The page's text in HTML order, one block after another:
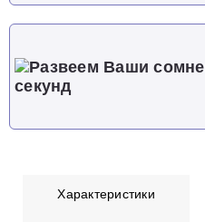
Характеристики